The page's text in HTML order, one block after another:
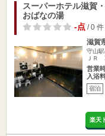
スーパーホテル滋
おばなの湯
-点/ 0 件
滋賀
守山
ＪＲ
営業
入浴
宿泊
楽天